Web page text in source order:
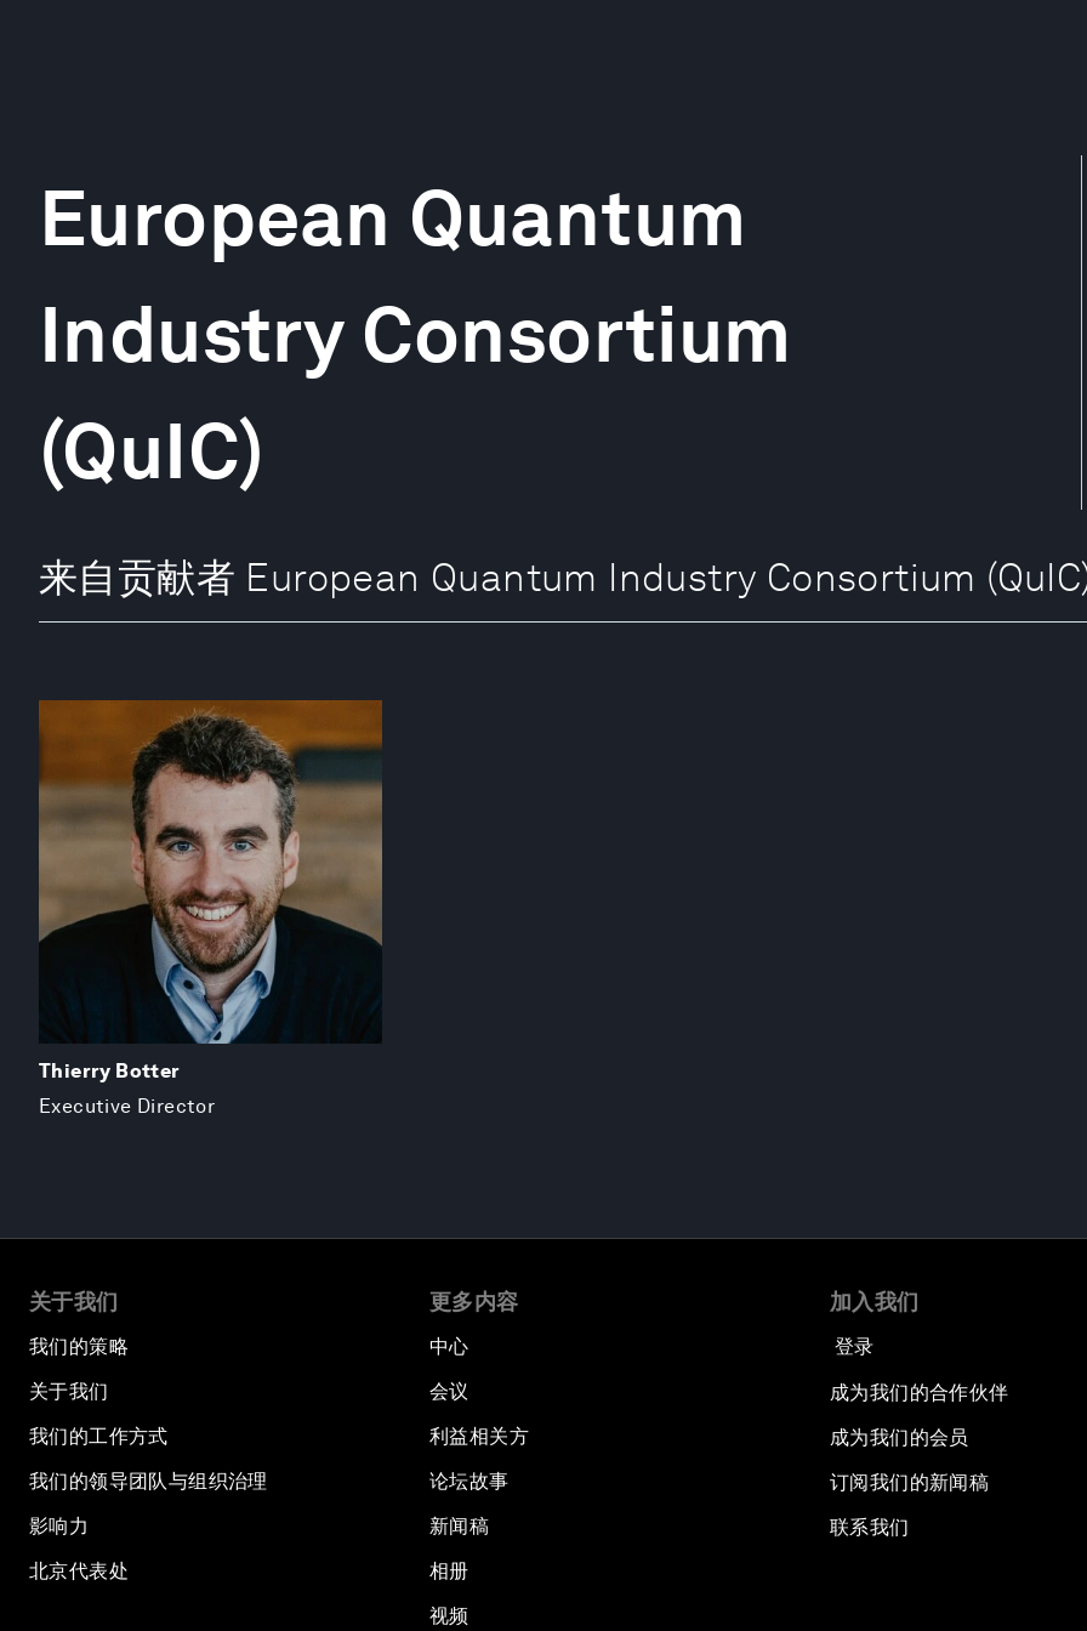
European Quantum
Industry Consortium
(QuIC)
来自贡献者 European Quantum Industry Consortium
Thierry Botter
Executive Director
关于我们
我们的策略
关于我们
我们的工作方式
我们的领导团队与组织治理
影响力
北京代表处
更多内容
中心
会议
利益相关方
论坛故事
新闻稿
相册
视频
加入我们
登录
成为我们的合作伙伴
成为我们的会员
订阅我们的新闻稿
联系我们